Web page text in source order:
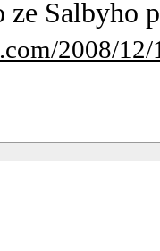
ze Salbyho
2008/